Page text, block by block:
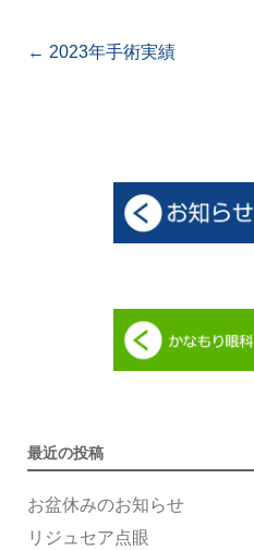
Post navigation
← 2023年手術実績
最近の投稿
お盆休みのお知らせ
リジュセア点眼